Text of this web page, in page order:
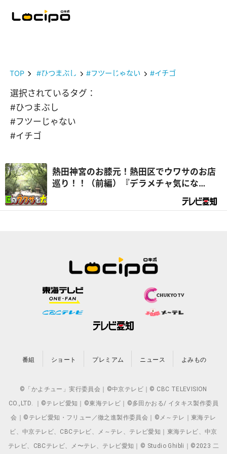
TOP #ひつまぶし #フツーじゃない #イチゴ
選択されているタグ：
#ひつまぶし
#フツーじゃない
#イチゴ
熱田神宮のお膝元！熱田区でウワサのお店
巡り！！（前編）『デラメチャ気にな
番組 ショート プレミアム ニュース よみもの
©「かよチュー」実行委員会｜©中京テレビ｜© CBC TELEVISION
CO.,LTD. ｜©テレビ愛知｜©東海テレビ｜©多田かおる/ イタキス製作委員
会｜©テレビ愛知・フリュー／徹之進製作委員会｜©メ～テレ｜東海テレ
ビ、中京テレビ、CBCテレビ、メ～テレ、テレビ愛知｜東海テレビ、中京
テレビ、CBCテレビ、メ〜テレ、テレビ愛知｜© Studio Ghibli｜©2023 二